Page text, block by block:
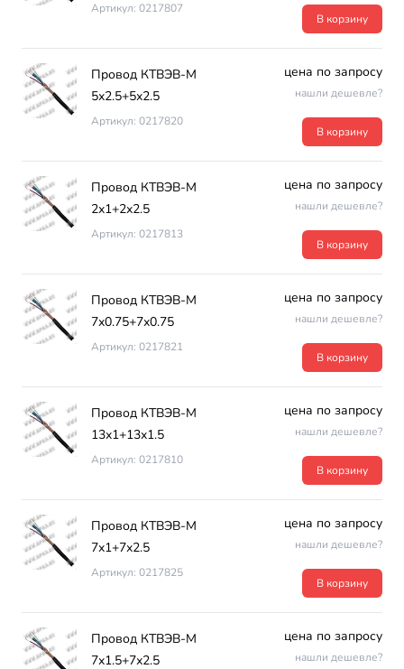
Артикул: 0217807
В корзину
Провод КТВЭВ-М
5х2.5+5х2.5
Артикул: 0217820
цена по запросу
нашли дешевле?
В корзину
Провод КТВЭВ-М
2х1+2х2.5
Артикул: 0217813
цена по запросу
нашли дешевле?
В корзину
Провод КТВЭВ-М
7х0.75+7х0.75
Артикул: 0217821
цена по запросу
нашли дешевле?
В корзину
Провод КТВЭВ-М
13х1+13х1.5
Артикул: 0217810
цена по запросу
нашли дешевле?
В корзину
Провод КТВЭВ-М
7х1+7х2.5
Артикул: 0217825
цена по запросу
нашли дешевле?
В корзину
Провод КТВЭВ-М
7х1.5+7х2.5
цена по запросу
нашли дешевле?